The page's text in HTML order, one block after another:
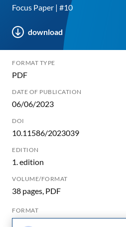
Focus Paper | #10
download
FORMAT TYPE
PDF
DATE OF PUBLICATION
06/06/2023
DOI
10.11586/2023039
EDITION
1. edition
VOLUME/FORMAT
38 pages, PDF
FORMAT